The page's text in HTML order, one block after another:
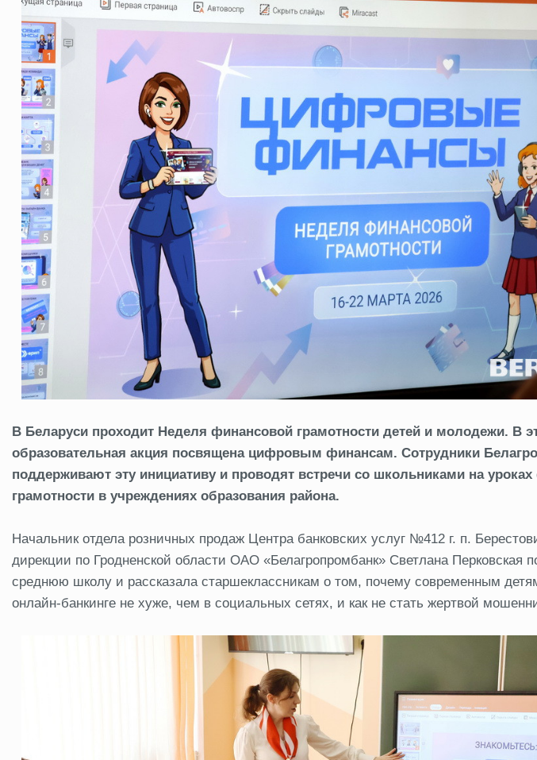
В Беларуси проходит Неделя финансовой грамотности детей и молодежи. В
образовательная акция посвящена цифровым финансам. Сотрудники
поддерживают эту инициативу и проводят встречи со школьниками на
грамотности в учреждениях образования района.
Начальник отдела розничных продаж Центра банковских услуг №412 г. п.
дирекции по Гродненской области ОАО «Белагропромбанк» Светлана Перковская
среднюю школу и рассказала старшеклассникам о том, почему современным
онлайн-банкинге не хуже, чем в социальных сетях, и как не стать жертвой